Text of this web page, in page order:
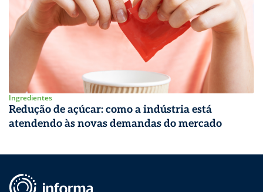
Ingredientes
Redução de açúcar: como a indústria está
atendendo às novas demandas do mercado